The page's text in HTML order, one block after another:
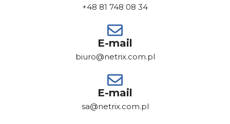
+48 81 748 08 34
E-mail
biuro@netrix.com.pl
E-mail
sa@netrix.com.pl